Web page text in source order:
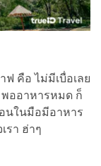
คือ ไม่มีเบื่อเลย
ออาหารหมด ก็
นในมือมีอาหาร
รา ฮ่าๆ